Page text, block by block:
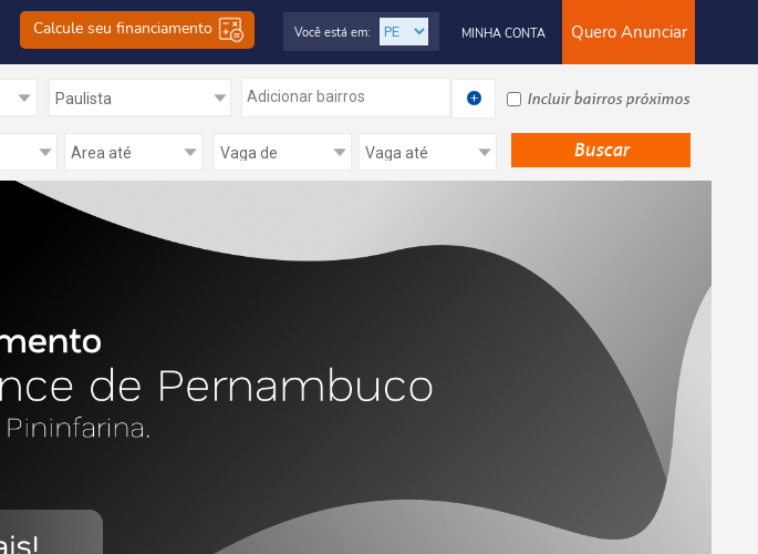
Calcule seu financiamento Quero Anunciar
MINHA CONTA
Você está em:
Adicionar bairros Incluir bairros próximos